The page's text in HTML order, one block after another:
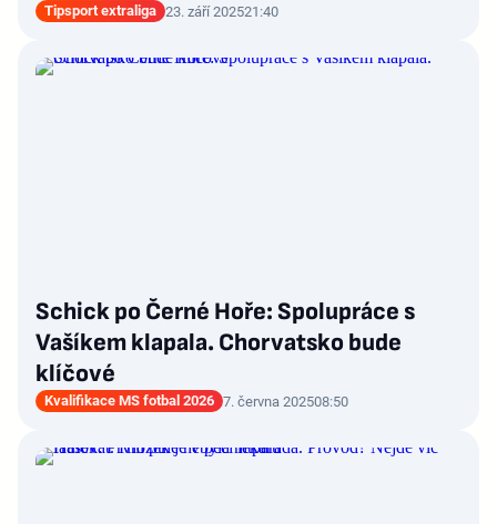
Tipsport extraliga 23. září 202521:40
Schick po Černé Hoře: Spolupráce s
Vašíkem klapala. Chorvatsko bude
klíčové
Kvalifikace MS fotbal 2026 7. června 202508:50